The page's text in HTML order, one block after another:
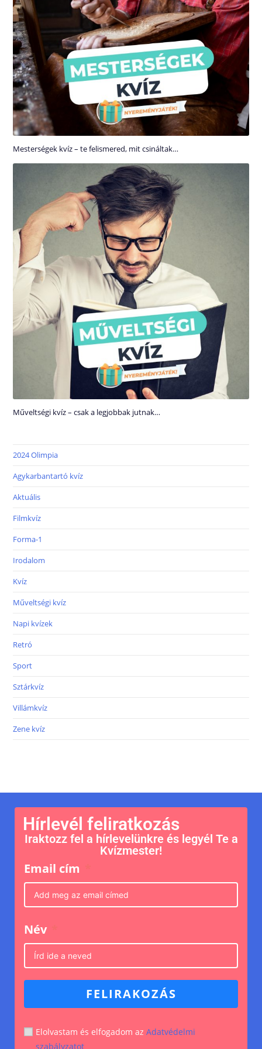
Mesterségek kvíz – te felismered, mit csináltak…
Műveltségi kvíz – csak a legjobbak jutnak…
2024 Olimpia
Agykarbantartó kvíz
Aktuális
Filmkvíz
Forma-1
Irodalom
Kvíz
Műveltségi kvíz
Napi kvízek
Retró
Sport
Sztárkvíz
Villámkvíz
Zene kvíz
Hírlevél feliratkozás
Iraktozz fel a hírlevelünkre és legyél Te a
Kvízmester!
Email cím
Név
FELIRAKOZÁS
Elolvastam és elfogadom az Adatvédelmi
szabályzatot